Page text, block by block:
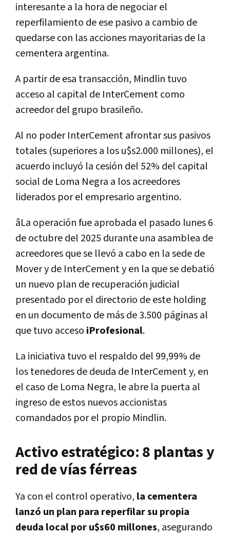
interesante a la hora de negociar el
reperfilamiento de ese pasivo a cambio de
quedarse con las acciones mayoritarias de la
cementera argentina.
A partir de esa transacción, Mindlin tuvo
acceso al capital de InterCement como
acreedor del grupo brasileño.
Al no poder InterCement afrontar sus pasivos
totales (superiores a los u$s2.000 millones), el
acuerdo incluyó la cesión del 52% del capital
social de Loma Negra a los acreedores
liderados por el empresario argentino.
âLa operación fue aprobada el pasado lunes 6
de octubre del 2025 durante una asamblea de
acreedores que se llevó a cabo en la sede de
Mover y de InterCement y en la que se debatió
un nuevo plan de recuperación judicial
presentado por el directorio de este holding
en un documento de más de 3.500 páginas al
que tuvo acceso iProfesional.
La iniciativa tuvo el respaldo del 99,99% de
los tenedores de deuda de InterCement y, en
el caso de Loma Negra, le abre la puerta al
ingreso de estos nuevos accionistas
comandados por el propio Mindlin.
Activo estratégico: 8 plantas y
red de vías férreas
Ya con el control operativo, la cementera
lanzó un plan para reperfilar su propia
deuda local por u$s60 millones, asegurando